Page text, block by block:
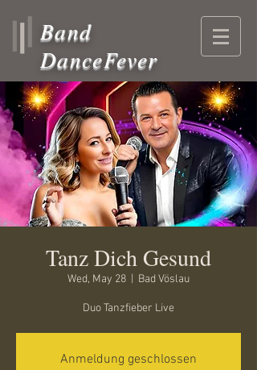
Band
DanceFever
Tanz Dich Gesund
Wed, May 28 Bad Vöslau
Duo Tanzfieber Live
Anmeldung geschlossen